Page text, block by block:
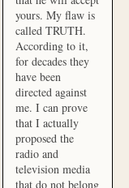
yours. My flaw is
called TRUTH.
According to it,
for decades they
have been
directed against
me. I can prove
that I actually
proposed the
radio and
television media
that do not belong